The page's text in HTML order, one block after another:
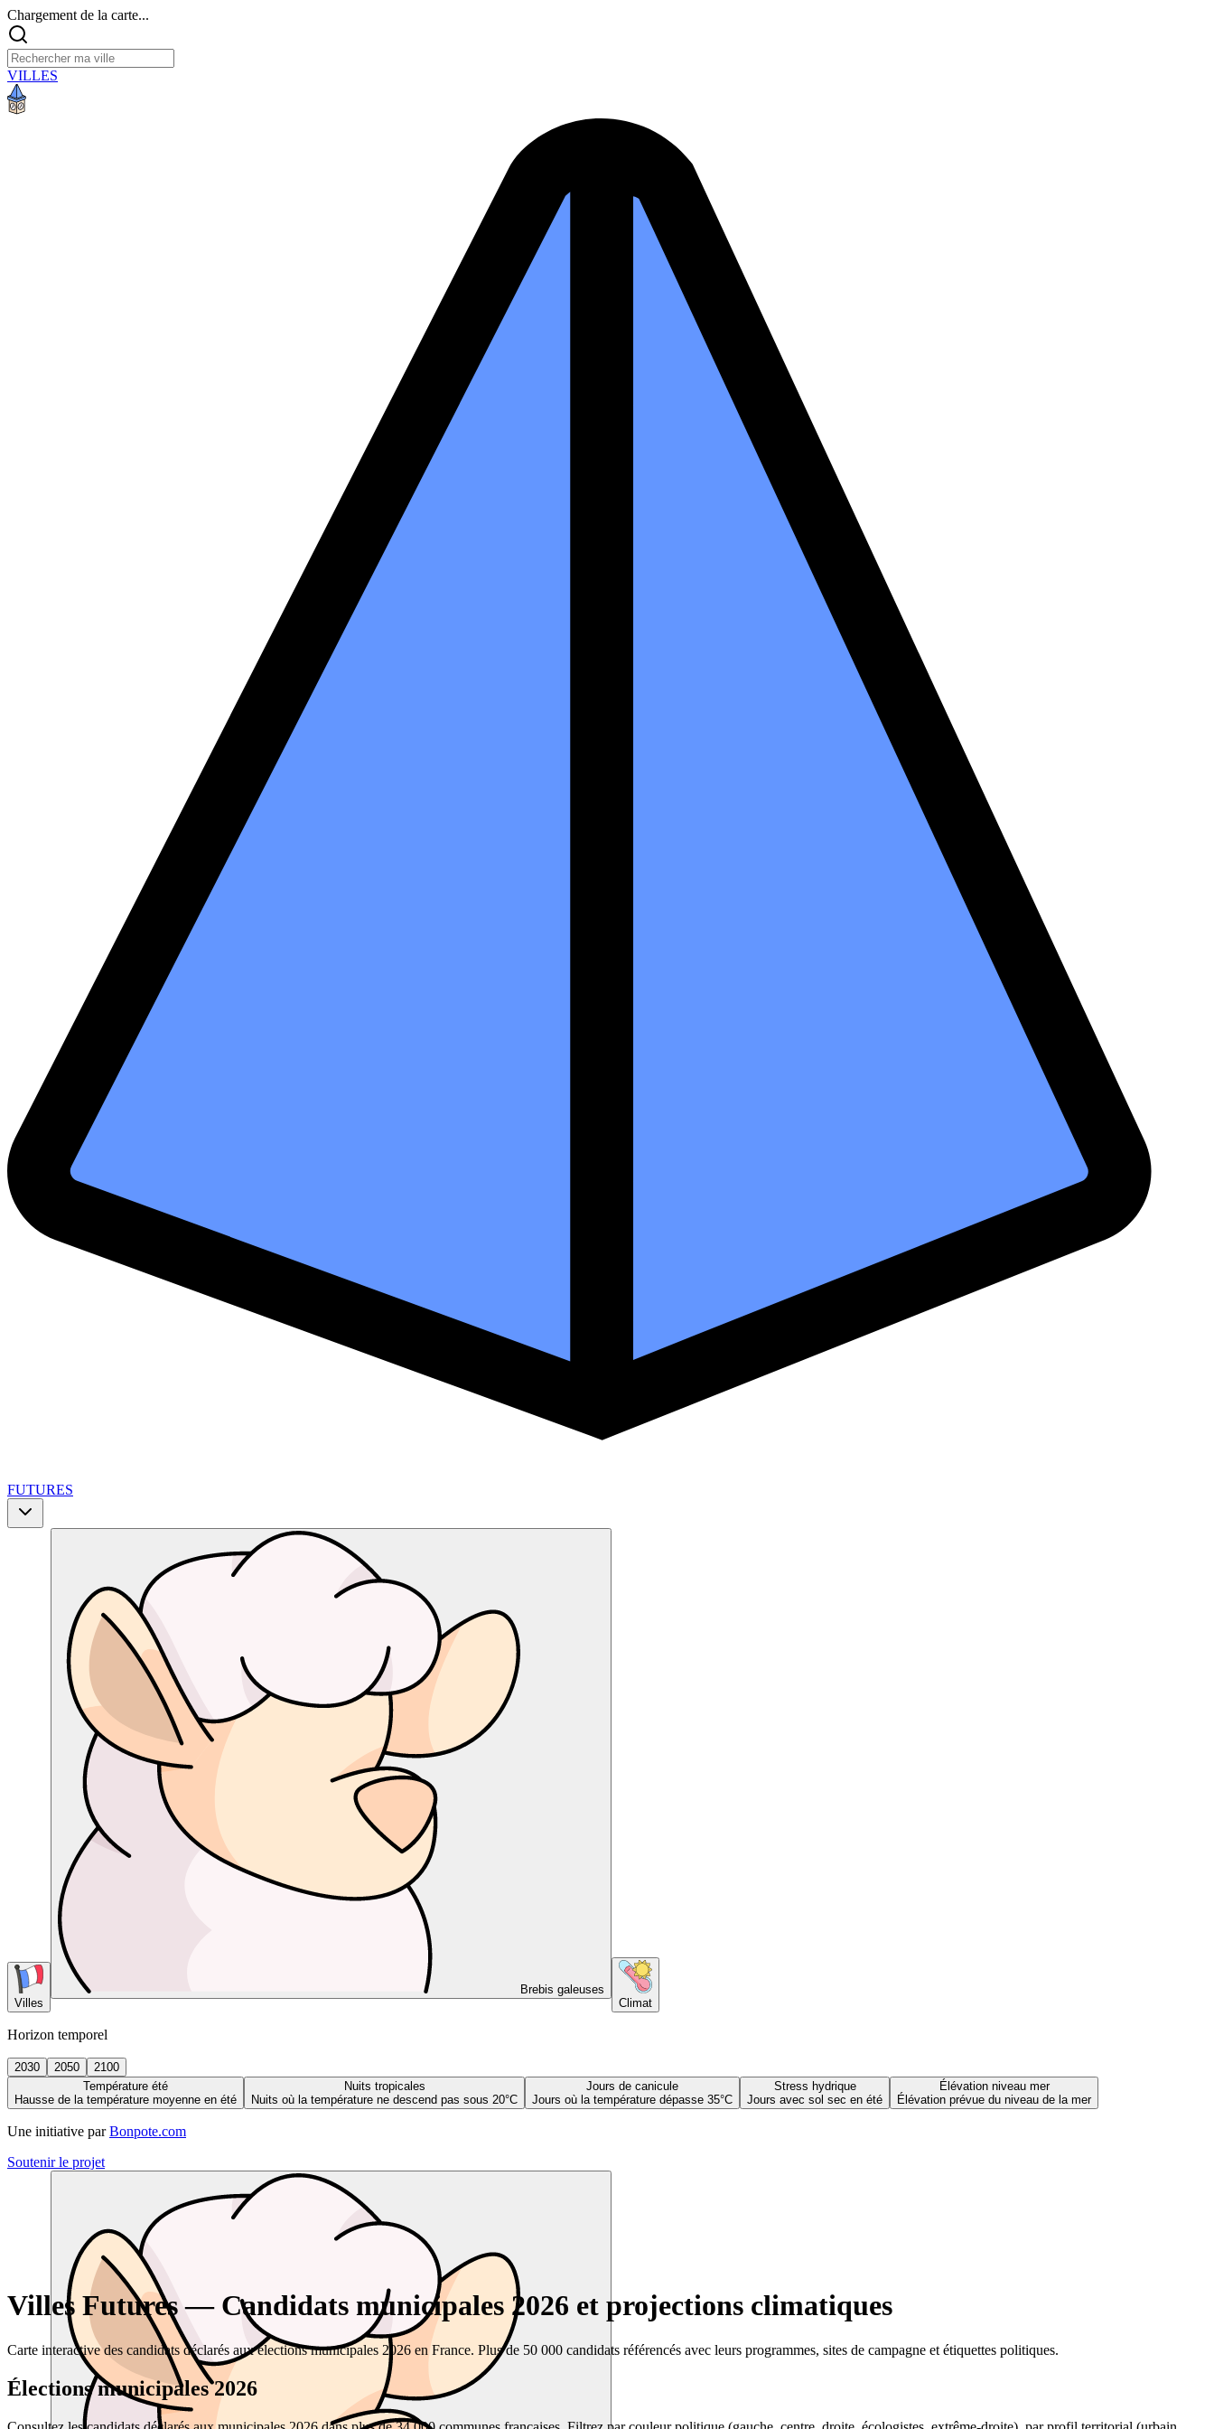
Chargement de la carte...
VILLES
FUTURES
Villes
Brebis galeuses
Climat
Horizon temporel
2030 2050
2100
Température été
Hausse de la température moyenne en été
Nuits tropicales
Nuits où la température ne descend pas sous 20°C
Jours de canicule
Jours où la température dépasse 35°C
Stress hydrique
Jours avec sol sec en été
Élévation niveau mer
Élévation prévue du niveau de la mer
Une initiative par Bonpote.com
Soutenir le projet
Villes Futures — Candidats municipales 2026 et projections climatiques
Carte interactive des candidats déclarés aux élections municipales 2026 en France. Plus de 50 000 candidats référencés avec leurs programmes, sites de campagne et étiquettes politiques.
Élections municipales 2026